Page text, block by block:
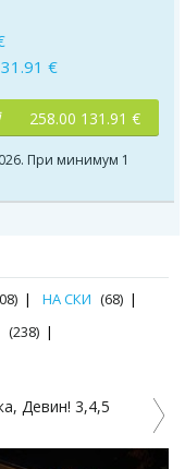
€
258.00 131.91 €
При минимум 1
НА СКИ (68)
(238)
Девин! 3,4,5